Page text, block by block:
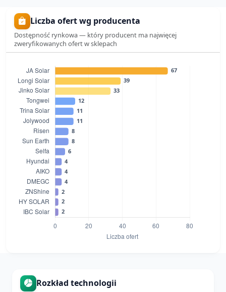
Liczba ofert wg producenta
Dostępność rynkowa — który producent ma najwięcej
zweryfikowanych ofert w sklepach
Rozkład technologii